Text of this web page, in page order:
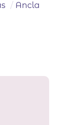
/ Ancla